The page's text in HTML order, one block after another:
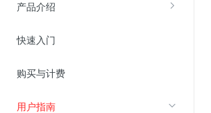
产品介绍
快速入门
购买与计费
用户指南
在线迁移服务
视频云服务
云直播(KLS)